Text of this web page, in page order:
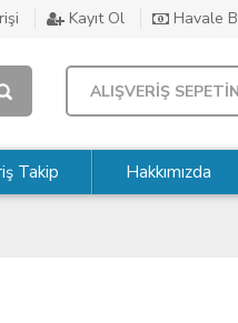
Kayıt Ol Havale
ALIŞVERİŞ
Takip Hakkımızda